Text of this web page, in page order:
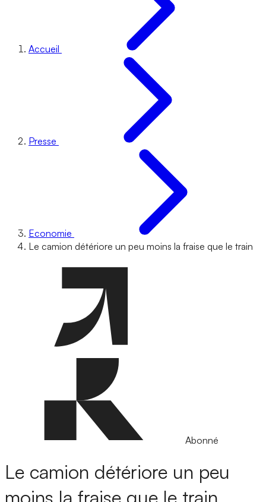
Accueil
Presse
Economie
Le camion détériore un peu moins la fraise que le train
Abonné
Le camion détériore un peu